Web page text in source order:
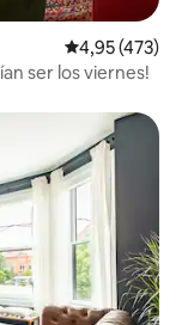
Calificación
4,95 (473)
ser los viernes!